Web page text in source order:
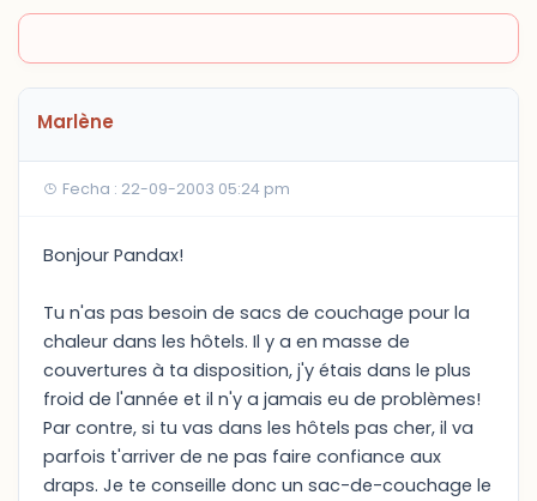
Marlène
Fecha : 22-09-2003 05:24 pm
Bonjour Pandax!
Tu n'as pas besoin de sacs de couchage pour la
chaleur dans les hôtels. Il y a en masse de
couvertures à ta disposition, j'y étais dans le plus
froid de l'année et il n'y a jamais eu de problèmes!
Par contre, si tu vas dans les hôtels pas cher, il va
parfois t'arriver de ne pas faire confiance aux
draps. Je te conseille donc un sac-de-couchage le